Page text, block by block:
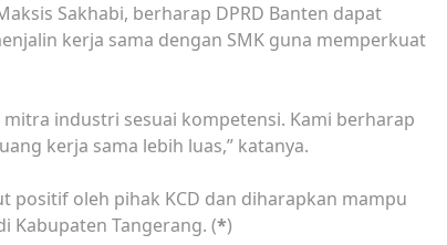
Sakhabi, berharap DPRD Banten dapat
kerja sama dengan SMK guna memperkuat
industri sesuai kompetensi. Kami berharap
kerja sama lebih luas,” katanya.
positif oleh pihak KCD dan diharapkan mampu
Kabupaten Tangerang. (*)